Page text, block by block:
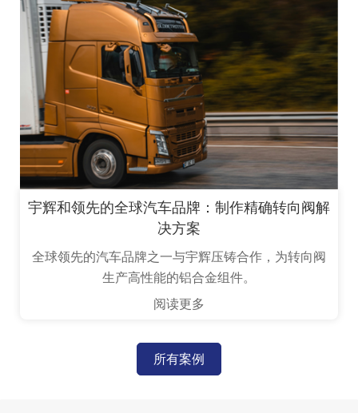
宇辉和领先的全球汽车品牌：制作精确转向阀解
决方案
全球领先的汽车品牌之一与宇辉压铸合作，为转向阀
生产高性能的铝合金组件。
阅读更多
所有案例